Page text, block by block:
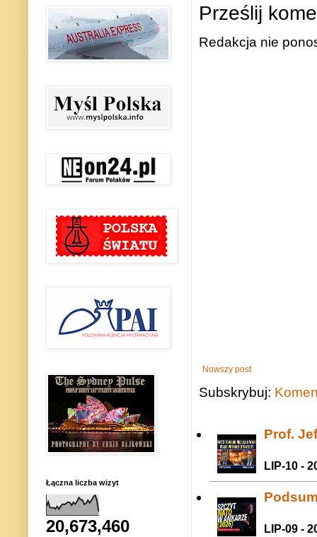
Prześlij
Redakcja nie
Nowszy post
Subskrybuj:
Prof.
LIP-10 -
LIP-09 -
Łączna liczba wizyt
20,673,460